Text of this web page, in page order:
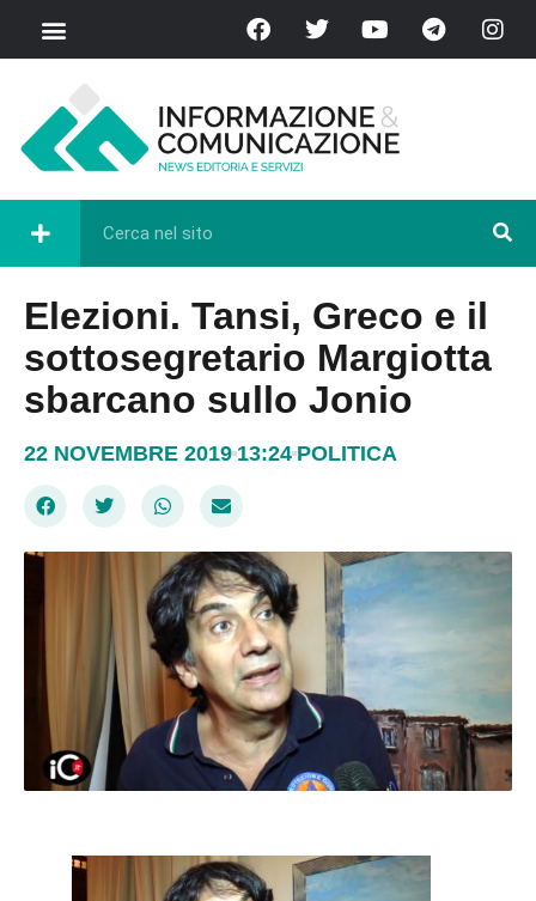
Elezioni. Tansi, Greco e il
sottosegretario Margiotta
sbarcano sullo Jonio
22 NOVEMBRE 2019 13:24 POLITICA